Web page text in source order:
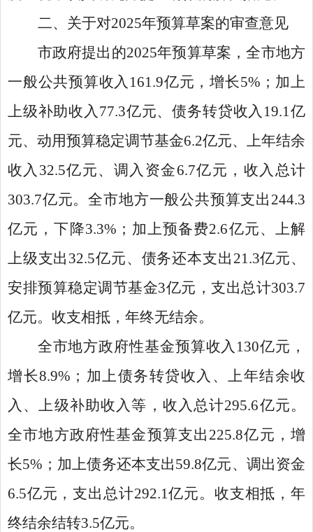
二、关于对2025年预算草案的审查意见
市政府提出的2025年预算草案，全市地方
一般公共预算收入161.9亿元，增长5%；加上
上级补助收入77.3亿元、债务转贷收入19.1亿
元、动用预算稳定调节基金6.2亿元、上年结余
收入32.5亿元、调入资金6.7亿元，收入总计
303.7亿元。全市地方一般公共预算支出244.3
亿元，下降3.3%；加上预备费2.6亿元、上解
上级支出32.5亿元、债务还本支出21.3亿元、
安排预算稳定调节基金3亿元，支出总计303.7
亿元。收支相抵，年终无结余。
全市地方政府性基金预算收入130亿元，
增长8.9%；加上债务转贷收入、上年结余收
入、上级补助收入等，收入总计295.6亿元。
全市地方政府性基金预算支出225.8亿元，增
长5%；加上债务还本支出59.8亿元、调出资金
6.5亿元，支出总计292.1亿元。收支相抵，年
终结余结转3.5亿元。